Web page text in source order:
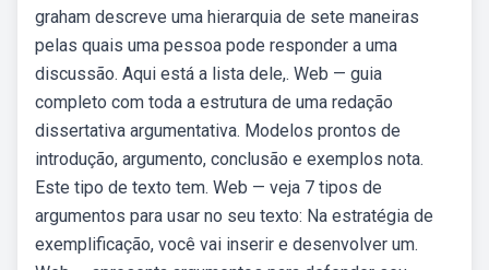
graham descreve uma hierarquia de sete maneiras
pelas quais uma pessoa pode responder a uma
discussão. Aqui está a lista dele,. Web — guia
completo com toda a estrutura de uma redação
dissertativa argumentativa. Modelos prontos de
introdução, argumento, conclusão e exemplos nota.
Este tipo de texto tem. Web — veja 7 tipos de
argumentos para usar no seu texto: Na estratégia de
exemplificação, você vai inserir e desenvolver um.